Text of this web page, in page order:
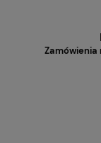
Zamówienia